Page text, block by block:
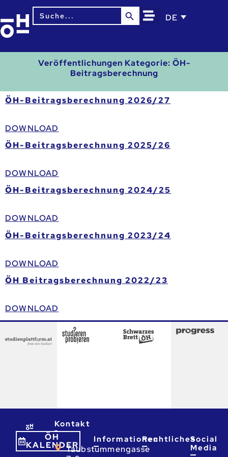
Search
for:
Search Button
DE
Veröffentlichungen Kategorie: ÖH-
Beitragsberechnung
ÖH-Beitragsberechnung 2026/27
DOWNLOAD
ÖH-Beitragsberechnung 2025/26
DOWNLOAD
ÖH-Beitragsberechnung 2024/25
DOWNLOAD
ÖH-Beitragsberechnung 2023/24
DOWNLOAD
ÖH Beitragsberechnung 2022/23
DOWNLOAD
ÖH
KALENDER
Kontakt
Taubstummengasse
InformationenRechtlichesSocial
Media